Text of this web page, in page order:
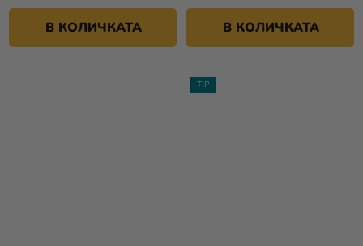
В КОЛИЧКАТА В КОЛИЧКАТА
TIP